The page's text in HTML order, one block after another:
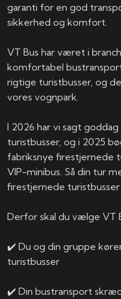
garanti for en god
sikkerhed og komfort.
VT Bus har været i
komfortabel
rigtige turistbusser, og
vores vognpark.
I 2026 har vi sagt
turistbusser, og i 2025
fabriksnye firestjernede
VIP-minibus. Så din tur
firestjernede
Derfor skal du vælge VT
✔️ Du og din gruppe
turistbusser
✔️ Din bustransport